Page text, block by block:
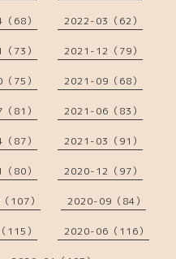
68） 2022-03（62）
73） 2021-12（79）
75） 2021-09（68）
81） 2021-06（83）
87） 2021-03（91）
80） 2020-12（97）
107） 2020-09（84）
） 2020-06（116）